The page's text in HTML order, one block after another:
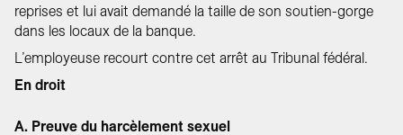
reprises et lui avait demandé la taille de son soutien-gorge
dans les locaux de la banque.
L’employeuse recourt contre cet arrêt au Tribunal fédéral.
En droit
A. Preuve du harcèlement sexuel